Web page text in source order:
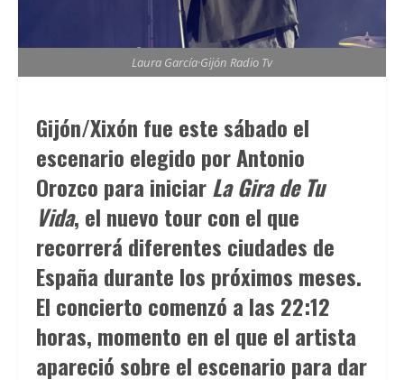
Laura García·Gijón Radio Tv
Los
mÃ©todos
de
pago
digitales
estÃ¡n
transformando
la
experiencia
de
los
Gijón/Xixón fue este sábado el
escenario elegido por Antonio
Orozco para iniciarLa Gira de Tu
Vida, el nuevo tour con el que
recorrerá diferentes ciudades de
España durante los próximos meses.
El concierto comenzó a las 22:12
horas, momento en el que el artista
apareció sobre el escenario para dar